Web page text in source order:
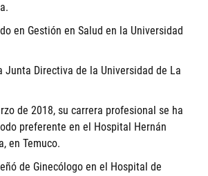
en Gestión en Salud en la Universidad
Junta Directiva de la Universidad de La
de 2018, su carrera profesional se ha
preferente en el Hospital Hernán
en Temuco.
de Ginecólogo en el Hospital de